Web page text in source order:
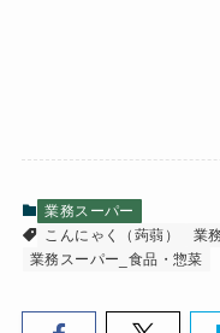
業務スーパー
こんにゃく（蒟蒻）
業
業務スーパー_食品・惣菜